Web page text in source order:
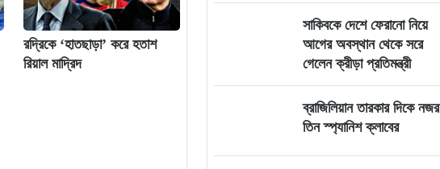
রদ্রিকে ‘হাতছাড়া’ করে হতাশ
রিয়াল মাদ্রিদ
সাকিবকে দেশে ফেরানো নিয়ে
আগের অবস্থান থেকে সরে
গেলেন ক্রীড়া প্রতিমন্ত্রী
ব্রাজিলিয়ান তারকার দিকে নজর
তিন স্প্যানিশ ক্লাবের